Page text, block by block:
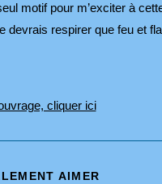
motif pour m’exciter à
devrais respirer que feu et
cliquer ici
AIMER